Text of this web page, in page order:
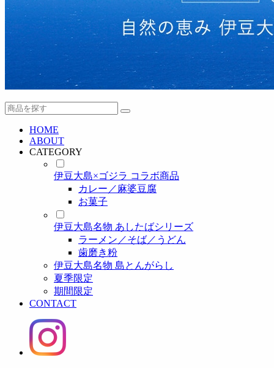
HOME
ABOUT
CATEGORY
伊豆大島×ゴジラ コラボ商品
カレー／麻婆豆腐
お菓子
伊豆大島名物 あしたばシリーズ
ラーメン／そば／うどん
歯磨き粉
伊豆大島名物 島とんがらし
夏季限定
期間限定
CONTACT